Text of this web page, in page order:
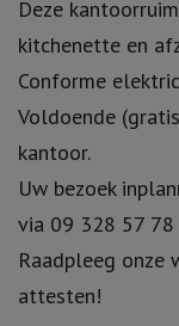
Deze
kitchenette en
Conforme
Voldoende
kantoor.
Uw bezoek
via 09 328 57 78
Raadpleeg onze
attesten!